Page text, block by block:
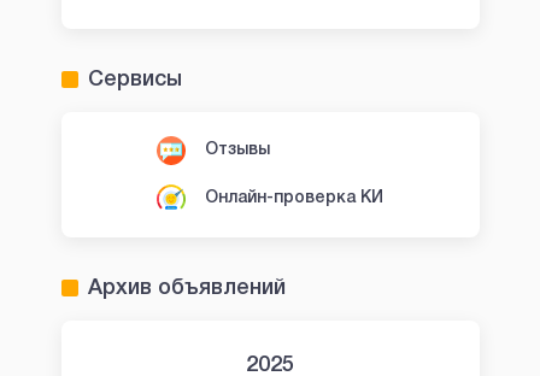
Сервисы
Отзывы
Онлайн-проверка КИ
Архив объявлений
2025